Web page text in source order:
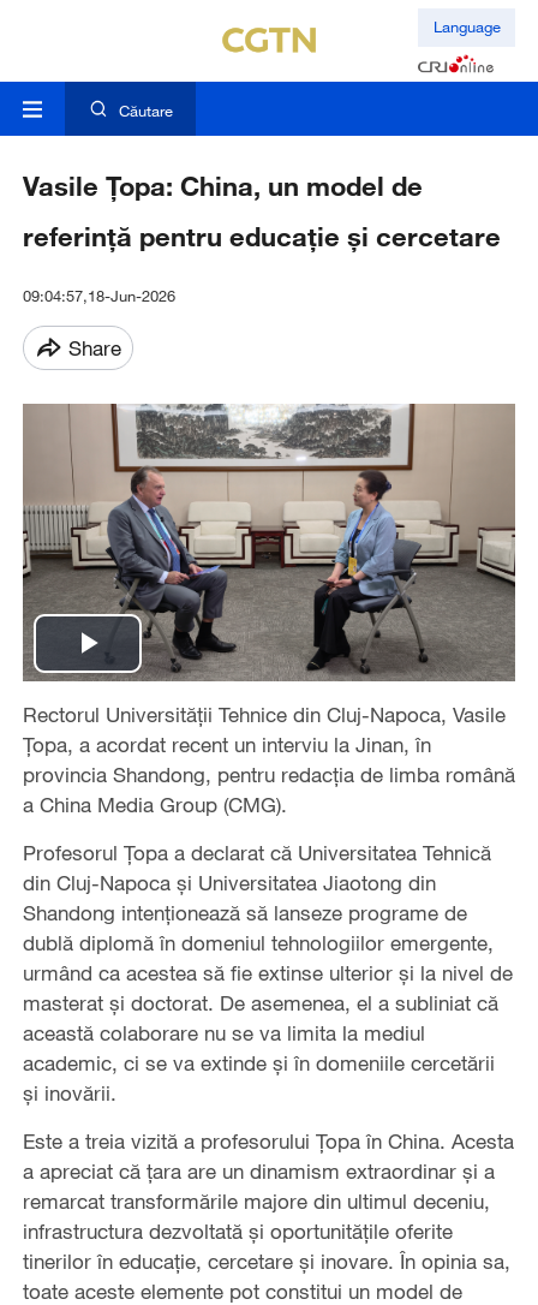
Language
Căutare
Vasile Țopa: China, un model de
referință pentru educație și cercetare
09:04:57,18-Jun-2026
Share
Play
Video
Rectorul Universității Tehnice din Cluj-Napoca, Vasile
Țopa, a acordat recent un interviu la Jinan, în
provincia Shandong, pentru redacția de limba română
a China Media Group (CMG).
Profesorul Țopa a declarat că Universitatea Tehnică
din Cluj-Napoca și Universitatea Jiaotong din
Shandong intenționează să lanseze programe de
dublă diplomă în domeniul tehnologiilor emergente,
urmând ca acestea să fie extinse ulterior și la nivel de
masterat și doctorat. De asemenea, el a subliniat că
această colaborare nu se va limita la mediul
academic, ci se va extinde și în domeniile cercetării
și inovării.
Este a treia vizită a profesorului Țopa în China. Acesta
a apreciat că țara are un dinamism extraordinar și a
remarcat transformările majore din ultimul deceniu,
infrastructura dezvoltată și oportunitățile oferite
tinerilor în educație, cercetare și inovare. În opinia sa,
toate aceste elemente pot constitui un model de